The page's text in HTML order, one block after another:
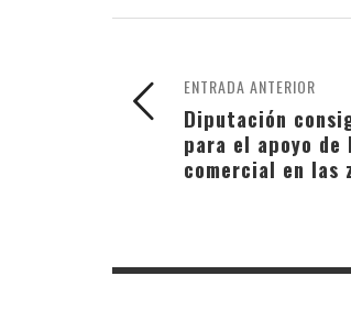
ENTRADA ANTERIOR
Diputación
para el apoyo
comercial en las